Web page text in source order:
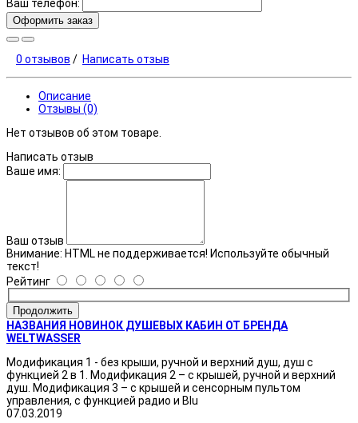
Ваш телефон:
Оформить заказ
0 отзывов / Написать отзыв
Описание
Отзывы (0)
Нет отзывов об этом товаре.
Написать отзыв
Ваше имя:
Ваш отзыв
Внимание: HTML не поддерживается! Используйте обычный
текст!
Рейтинг
Продолжить
НАЗВАНИЯ НОВИНОК ДУШЕВЫХ КАБИН ОТ БРЕНДА
WELTWASSER
Модификация 1 - без крыши, ручной и верхний душ, душ с
функцией 2 в 1. Модификация 2 – с крышей, ручной и верхний
душ. Модификация 3 – с крышей и сенсорным пультом
управления, с функцией радио и Blu
07.03.2019